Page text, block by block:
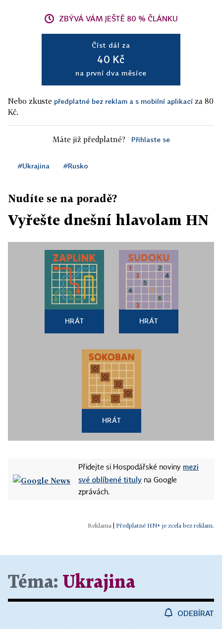
ZBÝVÁ VÁM JEŠTĚ 80 % ČLÁNKU
Číst dál za
40 Kč
na první dva měsíce
Nebo zkuste předplatné bez reklam a s mobilní aplikací za 80
Kč.
Máte již předplatné? Přihlaste se
#Ukrajina #Rusko
Nudíte se na poradě?
Vyřešte dnešní hlavolam HN
HRÁT HRÁT
HRÁT
Přidejte si Hospodářské noviny mezi
své oblíbené tituly na Google
zprávách.
Předplatné HN+ je zcela bez reklam.
Téma: Ukrajina
ODEBÍRAT